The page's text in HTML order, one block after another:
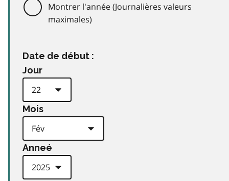
Montrer l'année (Journalières valeurs
maximales)
Date de début :
Jour
Mois
Anneé